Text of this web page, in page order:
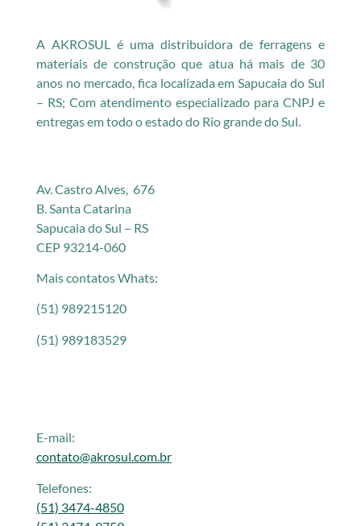
A AKROSUL é uma distribuidora de ferragens e
materiais de construção que atua há mais de 30
anos no mercado, fica localizada em Sapucaia do Sul
– RS; Com atendimento especializado para CNPJ e
entregas em todo o estado do Rio grande do Sul.
Av. Castro Alves, 676
B. Santa Catarina
Sapucaia do Sul – RS
CEP 93214-060
Mais contatos Whats:
(51) 989215120
(51) 989183529
E-mail:
contato@akrosul.com.br
Telefones:
(51) 3474-4850